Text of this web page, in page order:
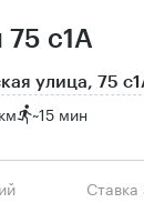
75 с1А
улица, 75
~15 мин